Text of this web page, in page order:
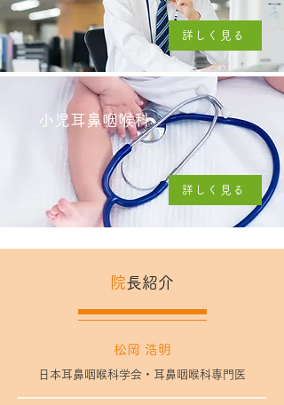
詳しく見る
小児耳鼻咽喉科
詳しく見る
院長紹介
松岡 浩明
日本耳鼻咽喉科学会・耳鼻咽喉科専門医